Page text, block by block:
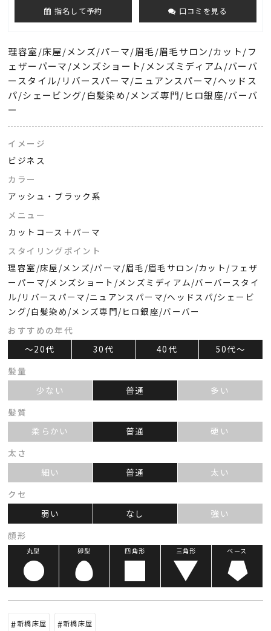
指名して予約 口コミを見る
理容室/床屋/メンズ/パーマ/眉毛/眉毛サロン/カット/フ
ェザーパーマ/メンズショート/メンズミディアム/バーバ
ースタイル/リバースパーマ/ニュアンスパーマ/ヘッドス
パ/シェービング/白髪染め/メンズ専門/ヒロ銀座/バーバ
ー
イメージ
ビジネス
カラー
アッシュ・ブラック系
メニュー
カットコース＋パーマ
スタイリングポイント
理容室/床屋/メンズ/パーマ/眉毛/眉毛サロン/カット/フェザ
ーパーマ/メンズショート/メンズミディアム/バーバースタイ
ル/リバースパーマ/ニュアンスパーマ/ヘッドスパ/シェービ
ング/白髪染め/メンズ専門/ヒロ銀座/バーバー
おすすめの年代
～20代
30代 40代
50代～
髪量
少ない
普通
多い
髪質
柔らかい
普通
硬い
太さ
細い
普通
太い
クセ
弱い
なし
強い
顔形
丸型 卵型 四角形 三角形 ベース
新橋床屋 新橋床屋